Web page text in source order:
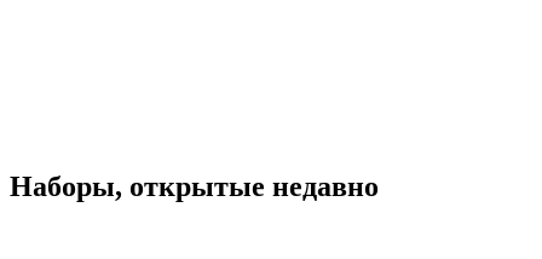
Наборы, открытые недавно